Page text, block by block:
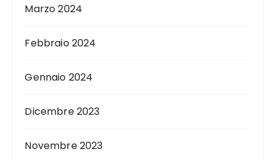
Marzo 2024
Febbraio 2024
Gennaio 2024
Dicembre 2023
Novembre 2023